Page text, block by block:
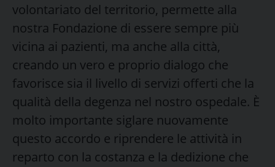
volontariato del territorio, permette alla
nostra Fondazione di essere sempre più
vicina ai pazienti, ma anche alla città,
creando un vero e proprio dialogo che
favorisce sia il livello di servizi offerti che la
qualità della degenza nel nostro ospedale. È
molto importante siglare nuovamente
questo accordo e riprendere le attività in
reparto con la costanza e la dedizione che